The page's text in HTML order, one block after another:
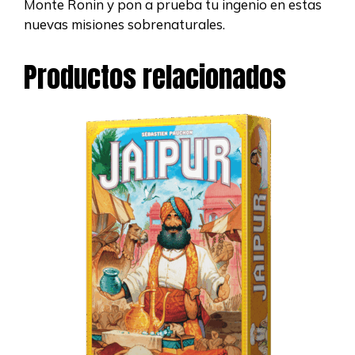
Monte Ronin y pon a prueba tu ingenio en estas
nuevas misiones sobrenaturales.
Productos relacionados